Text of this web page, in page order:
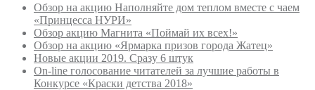
Обзор на акцию Наполняйте дом теплом вместе с чаем
«Принцесса НУРИ»
Обзор акцию Магнита «Поймай их всех!»
Обзор на акцию «Ярмарка призов города Жатец»
Новые акции 2019. Сразу 6 штук
On-line голосование читателей за лучшие работы в
Конкурсе «Краски детства 2018»